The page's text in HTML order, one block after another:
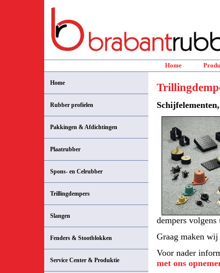
Home
Home
Rubber profielen
Pakkingen & Afdichtingen
Plaatrubber
Spons- en Celrubber
Trillingdempers
Slangen
Fenders & Stootblokken
Service Center & Produktie
dempers
Graag maken wij
Voor nader
met ons